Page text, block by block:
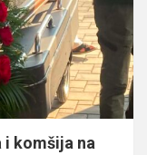
komšija na